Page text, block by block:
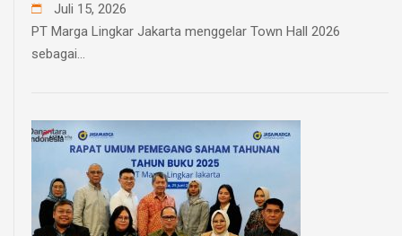
Juli 15, 2026
PT Marga Lingkar Jakarta menggelar Town Hall 2026
sebagai...